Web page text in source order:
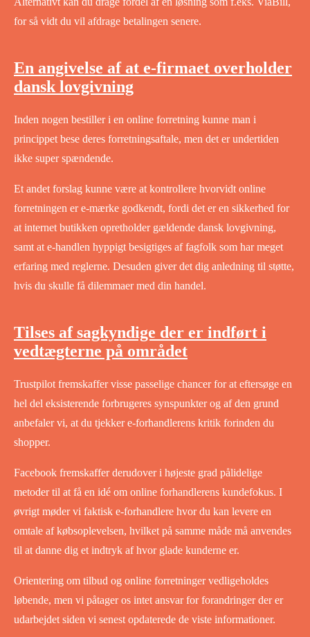
for så vidt du vil afdrage betalingen senere.
En angivelse af at e-firmaet overholder
dansk lovgivning
Inden nogen bestiller i en online forretning kunne man i
princippet bese deres forretningsaftale, men det er undertiden
ikke super spændende.
Et andet forslag kunne være at kontrollere hvorvidt online
forretningen er e-mærke godkendt, fordi det er en sikkerhed for
at internet butikken opretholder gældende dansk lovgivning,
samt at e-handlen hyppigt besigtiges af fagfolk som har meget
erfaring med reglerne. Desuden giver det dig anledning til støtte,
hvis du skulle få dilemmaer med din handel.
Tilses af sagkyndige der er indført i
vedtægterne på området
Trustpilot fremskaffer visse passelige chancer for at eftersøge en
hel del eksisterende forbrugeres synspunkter og af den grund
anbefaler vi, at du tjekker e-forhandlerens kritik forinden du
shopper.
Facebook fremskaffer derudover i højeste grad pålidelige
metoder til at få en idé om online forhandlerens kundefokus. I
øvrigt møder vi faktisk e-forhandlere hvor du kan levere en
omtale af købsoplevelsen, hvilket på samme måde må anvendes
til at danne dig et indtryk af hvor glade kunderne er.
Orientering om tilbud og online forretninger vedligeholdes
løbende, men vi påtager os intet ansvar for forandringer der er
udarbejdet siden vi senest opdaterede de viste informationer.